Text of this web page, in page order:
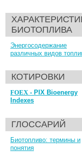
БИОТОПЛИВА
Энергосодержание
различных видов
КОТИРОВКИ
FOEX- PIX Bioenergy
Indexes
ГЛОССАРИЙ
Биотопливо: термины и
понятия